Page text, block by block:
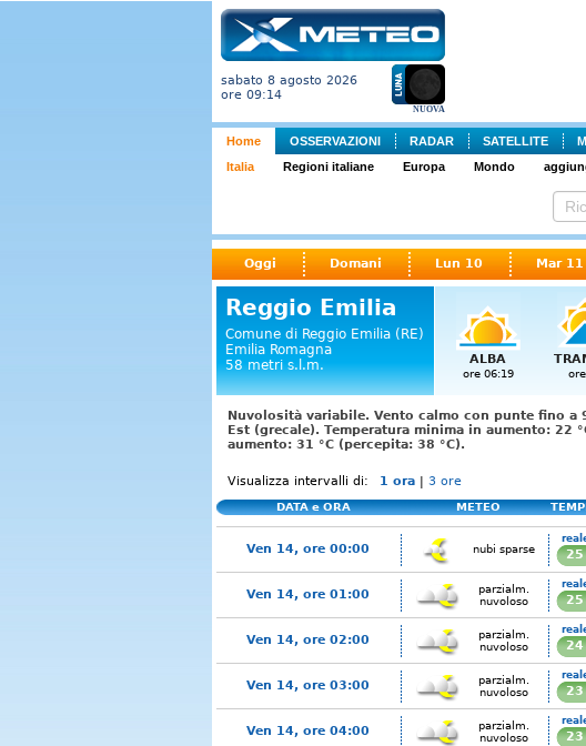
sabato 8 agosto 2026
ore 09:14
NUOVA
Home OSSERVAZIONI RADAR SATELLITE
Italia
Regioni italiane Europa Mondo
Oggi Domani Lun 10 Mar 11
Reggio Emilia
Comune di Reggio Emilia (RE)
Emilia Romagna
58 metri s.l.m.
ALBA
ore 06:19
Nuvolosità variabile. Vento calmo con punte fino a
Est (grecale). Temperatura minima in aumento: 22
aumento: 31 °C (percepita: 38 °C).
Visualizza intervalli di: 1 ora | 3 ore
DATA e ORA METEO
Ven 14, ore 00:00 nubi sparse 25
Ven 14, ore 01:00
parzialm.
nuvoloso
25
Ven 14, ore 02:00
parzialm.
nuvoloso
24
Ven 14, ore 03:00
parzialm.
nuvoloso
23
Ven 14, ore 04:00
parzialm.
nuvoloso
23